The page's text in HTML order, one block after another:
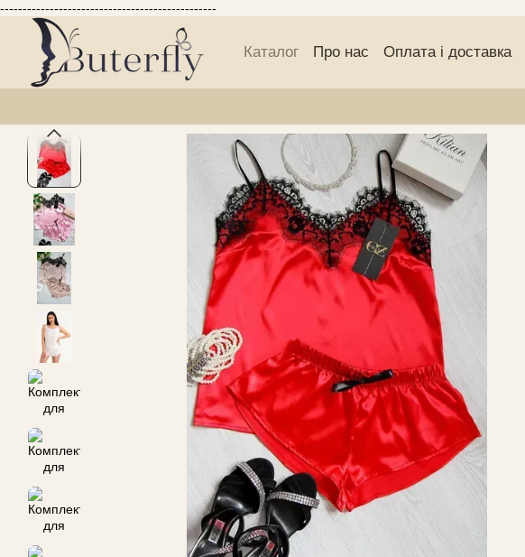
------------------------------------------------
Перейти до основного контенту
Каталог Про нас Оплата і доставка